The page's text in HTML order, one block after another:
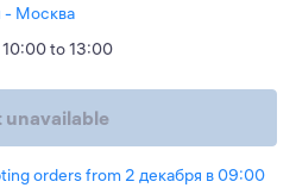
- Москва
to 13:00
unavailable
orders from 2 декабря в 09:00